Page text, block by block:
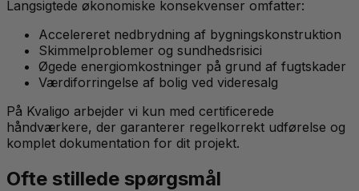
Langsigtede økonomiske konsekvenser omfatter:
Accelereret nedbrydning af bygningskonstruktion
Skimmelproblemer og sundhedsrisici
Øgede energiomkostninger på grund af fugtskader
Værdiforringelse af bolig ved videresalg
På Kvaligo arbejder vi kun med certificerede
håndværkere, der garanterer regelkorrekt udførelse og
komplet dokumentation for dit projekt.
Ofte stillede spørgsmål